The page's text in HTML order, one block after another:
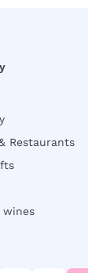
Restaurants
wines